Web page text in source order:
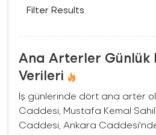
Filter Results
Ana Arterler Günlük
Verileri
İş günlerinde dört ana arter
Caddesi, Mustafa Kemal
Caddesi, Ankara Caddesi'nde